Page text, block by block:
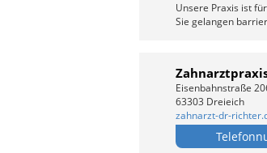
Unsere Praxis ist
Sie gelangen
Eisenbahnstraße
63303 Dreieich
zahnarzt-dr-